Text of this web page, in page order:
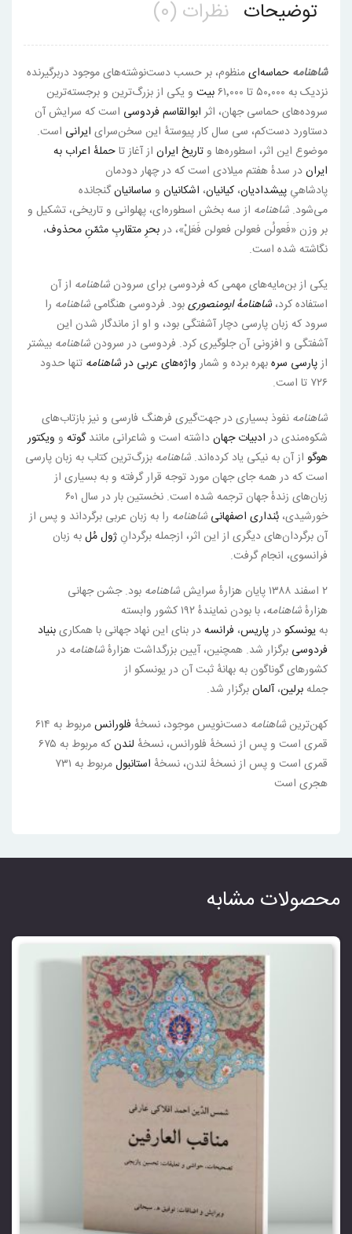
توضیحات نظرات (0)
شاهنامه حماسه‌ایمنظوم، بر حسب دست‌نوشته‌های موجود دربرگیرنده
نزدیک به ۵۰٬۰۰۰ تا ۶۱٬۰۰۰
بیت و یکی از بزرگ‌ترین و برجسته‌ترین
سروده‌های حماسی جهان، اثرابوالقاسم فردوسی است که سرایش آن
دستاورد دست‌کم، سی سال کار پیوستهٔ این سخن‌سرای ایرانی است.
موضوع این اثر، اسطوره‌ها وتاریخ ایران از آغاز تاحملهٔ اعراب به
ایراندر سدهٔ هفتم میلادی است که در چهار دودمان
پادشاهیِ پیشدادیان، کیانیان، اشکانیان و ساسانیانگنجانده
می‌شود. شاهنامه از سه بخش اسطوره‌ای، پهلوانی و تاریخی، تشکیل و
بر وزن «فَعولُن فعولن فعولن فَعَلْ»، دربحرِمتقاربِ مثمّنِ محذوف،
نگاشته شده است.
یکی از بن‌مایه‌های مهمی که فردوسی برای سرودن شاهنامه از آن
استفاده کرد، شاهنامهٔ ابومنصوریبود. فردوسی هنگامی شاهنامه را
سرود که زبان پارسی دچار آشفتگی بود، و او از ماندگار شدن این
آشفتگی و افزونی آن جلوگیری کرد. فردوسی در سرودن شاهنامه بیشتر
ازپارسی سرهبهره برده و شمارواژه‌های عربی درشاهنامه تنها حدود
۷۲۶ تا است.
شاهنامه نفوذ بسیاری در جهت‌گیری فرهنگ فارسی و نیز بازتاب‌های
شکوه‌مندی درادبیات جهانداشته است و شاعرانی مانندگوته و ویکتور
هوگو از آن به نیکی یاد کرده‌اند. شاهنامه بزرگ‌ترین کتاب به زبان پارسی
است که در همه جای جهان مورد توجه قرار گرفته و به بسیاری از
زبان‌های زندهٔ جهان ترجمه شده است. نخستین بار در سال ۶۰۱
خورشیدی، بُنداری اصفهانی شاهنامه را به زبان عربی برگرداند و پس از
آن برگردان‌های دیگری از این اثر، ازجمله برگردانِ ژول مُلبه زبان
فرانسوی، انجام گرفت.
۲ اسفند ۱۳۸۸ پایان هزارهٔ سرایش
شاهنامه بود. جشن جهانی
هزارهٔشاهنامه
، با بودن نمایندهٔ ۱۹۲ کشور وابسته
بهیونسکودرپاریس، فرانسهدر بنای این نهاد جهانی با همکاریبنیاد
فردوسی برگزار شد. همچنین، آیین بزرگداشت هزارهٔشاهنامه در
کشورهای گوناگون به بهانهٔ ثبت آن در یونسکو از
جملهبرلین،آلمانبرگزار شد.
کهن‌ترین شاهنامه دست‌نویس موجود، نسخهٔ فلورانس
مربوط به ۶۱۴
قمری است و پس از نسخهٔ فلورانس، نسخهٔ لندن
که مربوط به ۶۷۵
قمری است و پس از نسخهٔ لندن، نسخهٔ استانبول
مربوط به ۷۳۱
هجری است
محصولات مشابه